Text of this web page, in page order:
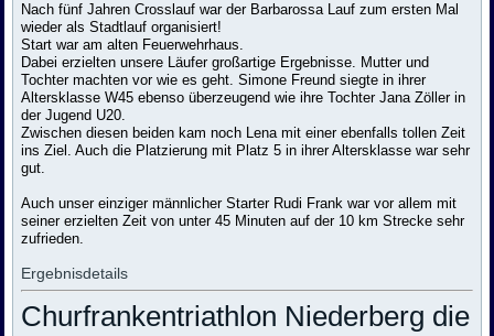
Nach fünf Jahren Crosslauf war der Barbarossa Lauf zum ersten Mal
wieder als Stadtlauf organisiert!
Start war am alten Feuerwehrhaus.
Dabei erzielten unsere Läufer großartige Ergebnisse. Mutter und
Tochter machten vor wie es geht. Simone Freund siegte in ihrer
Altersklasse W45 ebenso überzeugend wie ihre Tochter Jana Zöller in
der Jugend U20.
Zwischen diesen beiden kam noch Lena mit einer ebenfalls tollen Zeit
ins Ziel. Auch die Platzierung mit Platz 5 in ihrer Altersklasse war sehr
gut.
Auch unser einziger männlicher Starter Rudi Frank war vor allem mit
seiner erzielten Zeit von unter 45 Minuten auf der 10 km Strecke sehr
zufrieden.
Ergebnisdetails
Churfrankentriathlon Niederberg die